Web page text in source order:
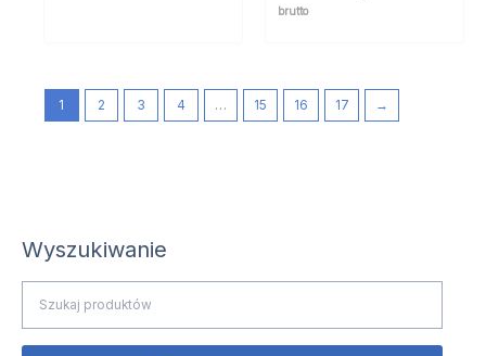
Wyszukiwanie
brutto
1 2 3 4 … 15 16 17 →